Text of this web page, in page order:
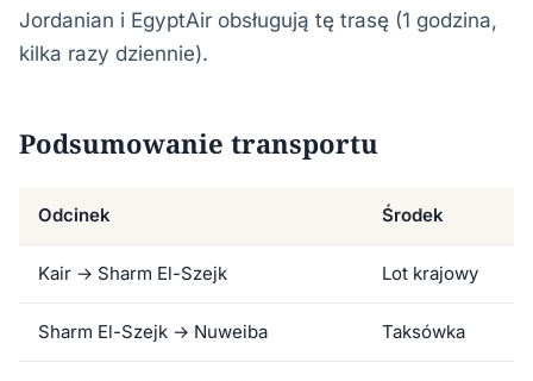
Jordanian i EgyptAir obsługują tę trasę (1 godzina,
kilka razy dziennie).
Podsumowanie transportu
Odcinek Środek
Kair → Sharm El-Szejk Lot krajowy
Sharm El-Szejk → Nuweiba Taksówka